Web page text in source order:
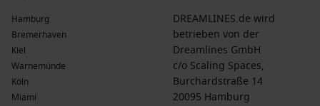
Hamburg
Bremerhaven
Kiel
Warnemünde
Köln
Miami
DREAMLINES.de wird
betrieben von der
Dreamlines GmbH
c/o Scaling Spaces,
Burchardstraße 14
20095 Hamburg